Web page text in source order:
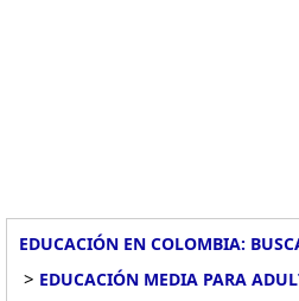
EDUCACIÓN EN COLOMBIA:
> EDUCACIÓN MEDIA PARA